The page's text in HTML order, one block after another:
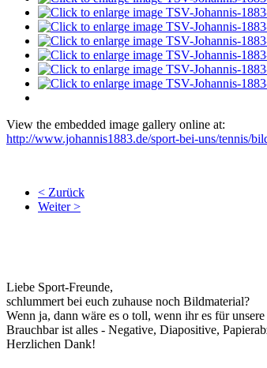
View the embedded image gallery online at:
http://www.johannis1883.de/sport-bei-uns/tennis/
< Zurück
Weiter >
Liebe Sport-Freunde,
schlummert bei euch zuhause noch Bildmaterial?
Wenn ja, dann wäre es o toll, wenn ihr es für
Brauchbar ist alles - Negative, Diapositive,
Herzlichen Dank!